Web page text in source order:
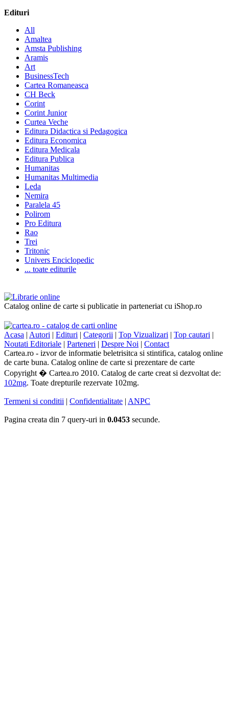
Edituri
All
Amaltea
Amsta Publishing
Aramis
Art
BusinessTech
Cartea Romaneasca
CH Beck
Corint
Corint Junior
Curtea Veche
Editura Didactica si Pedagogica
Editura Economica
Editura Medicala
Editura Publica
Humanitas
Humanitas Multimedia
Leda
Nemira
Paralela 45
Polirom
Pro Editura
Rao
Trei
Tritonic
Univers Enciclopedic
... toate editurile
Catalog online de carte si publicatie in parteneriat cu iShop.ro
Acasa | Autori | Edituri | Categorii | Top Vizualizari | Top cautari |
Noutati Editoriale | Parteneri | Despre Noi | Contact
Cartea.ro - izvor de informatie beletrisitca si stintifica, catalog online
de carte buna. Catalog online de carte si prezentare de carte
Copyright � Cartea.ro 2010. Catalog de carte creat si dezvoltat de:
102mg. Toate drepturile rezervate 102mg.
Termeni si conditii | Confidentialitate | ANPC
Pagina creata din 7 query-uri in 0.0453 secunde.